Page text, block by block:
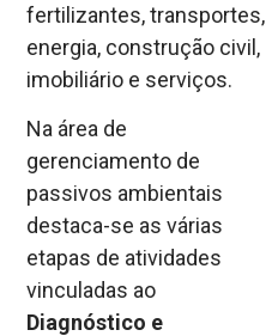
fertilizantes, transportes,
energia, construção civil,
imobiliário e serviços.
Na área de
gerenciamento de
passivos ambientais
destaca-se as várias
etapas de atividades
vinculadas ao
Diagnóstico e